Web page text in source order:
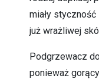
miały
już wrażliwej
Podgrzewacz
ponieważ